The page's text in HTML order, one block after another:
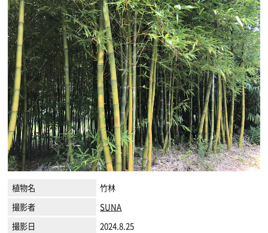
植物名
竹林
撮影者
SUNA
撮影日
2024.8.25